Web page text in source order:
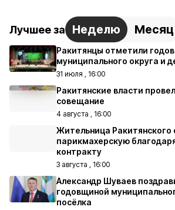
Лучшее за Неделю Месяц
Ракитянцы отметили
муниципального округа и
31 июля , 16:00
Ракитянские власти
совещание
4 августа , 16:00
Жительница Ракитянского
парикмахерскую
контракту
3 августа , 16:00
Александр Шуваев
годовщиной
посёлка